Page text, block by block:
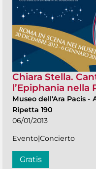
Chiara Stella.
l’Epiphania nella
Museo dell'Ara Pacis -
Ripetta 190
06/01/2013
Evento|Concierto
Gratis